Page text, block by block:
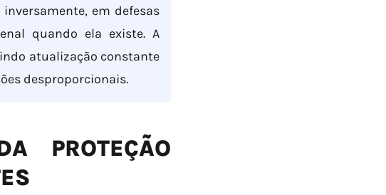
em defesas
quando ela existe. A
atualização constante
desproporcionais.
PROTEÇÃO